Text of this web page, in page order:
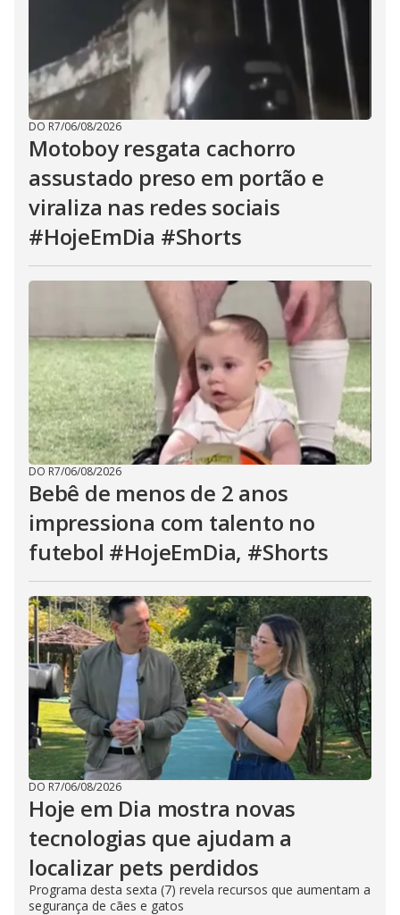
DO R7/06/08/2026
Motoboy resgata cachorro
assustado preso em portão e
viraliza nas redes sociais
#HojeEmDia #Shorts
DO R7/06/08/2026
Bebê de menos de 2 anos
impressiona com talento no
futebol #HojeEmDia, #Shorts
DO R7/06/08/2026
Hoje em Dia mostra novas
tecnologias que ajudam a
localizar pets perdidos
Programa desta sexta (7) revela recursos que aumentam a
segurança de cães e gatos